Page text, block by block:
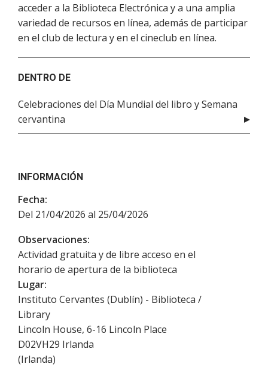
acceder a la Biblioteca Electrónica y a una amplia
variedad de recursos en línea, además de participar
en el club de lectura y en el cineclub en línea.
DENTRO DE
Celebraciones del Día Mundial del libro y Semana
cervantina
INFORMACIÓN
Fecha:
Del 21/04/2026 al 25/04/2026
Observaciones:
Actividad gratuita y de libre acceso en el
horario de apertura de la biblioteca
Lugar:
Instituto Cervantes (Dublín) - Biblioteca /
Library
Lincoln House, 6-16 Lincoln Place
D02VH29 Irlanda
(Irlanda)